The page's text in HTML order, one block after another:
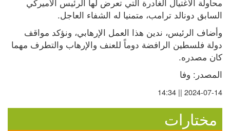
السابق دونالد ترامب، متمنيا له الشفاء العاجل.
كان مصدره.
المصدر: وفا
2024-07-14 || 14:34
مختارات